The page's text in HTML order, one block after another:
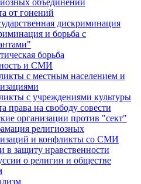
объединений
от гонений
дискриминация
и борьба с
борьба
и СМИ
с местным населением и
с учреждениями культуры
права на свободу совести
организации против "сект"
религиозных
и конфликты со СМИ
в защиту нравственности
о религии и обществе